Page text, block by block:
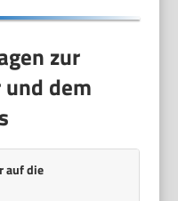
zur
dem
auf die